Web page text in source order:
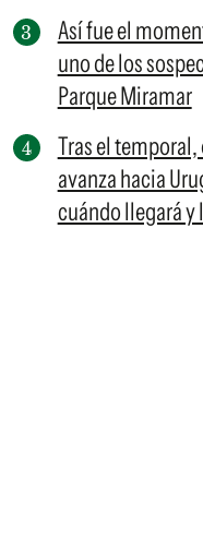
Así fue el
uno de los
Parque Miramar
Tras el
avanza hacia
cuándo llegará y